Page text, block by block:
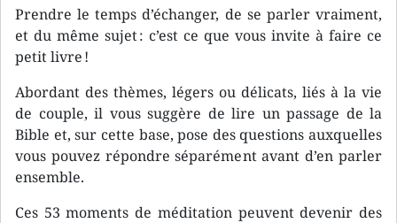
Prendre le temps d’échanger, de se parler vraiment,
et du même sujet : c’est ce que vous invite à faire ce
petit livre !
Abordant des thèmes, légers ou délicats, liés à la vie
de couple, il vous suggère de lire un passage de la
Bible et, sur cette base, pose des questions auxquelles
vous pouvez répondre séparément avant d’en parler
ensemble.
Ces 53 moments de méditation peuvent devenir des